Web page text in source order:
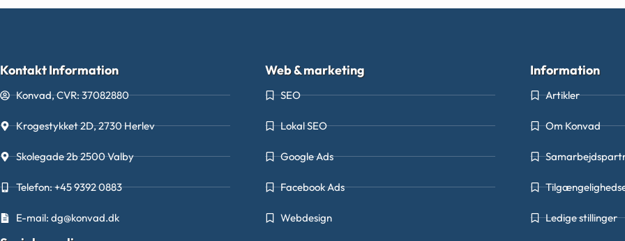
Kontakt Information
Konvad, CVR: 37082880
Krogestykket 2D, 2730 Herlev
Skolegade 2b 2500 Valby
Telefon: +45 9392 0883
E-mail: dg@konvad.dk
Web & marketing
SEO
Lokal SEO
Google Ads
Facebook Ads
Webdesign
Information
Artikler
Om Konvad
Ledige stillinger